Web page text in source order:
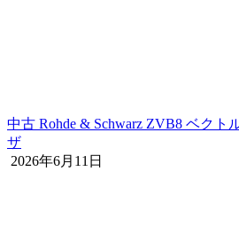
中古 Rohde & Schwarz ZVB8 ベクト
ザ
2026年6月11日